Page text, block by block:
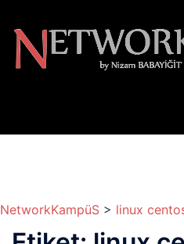
atla
NetworkKampüS > linux